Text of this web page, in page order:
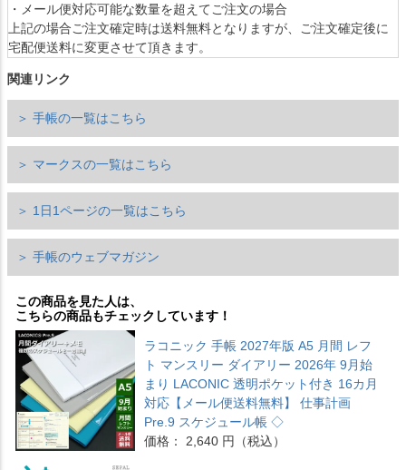
・メール便対応可能な数量を超えてご注文の場合
上記の場合ご注文確定時は送料無料となりますが、ご注文確定後に
宅配便送料に変更させて頂きます。
関連リンク
＞ 手帳の一覧はこちら
＞ マークスの一覧はこちら
＞ 1日1ページの一覧はこちら
＞ 手帳のウェブマガジン
この商品を見た人は、
こちらの商品もチェックしています！
ラコニック 手帳 2027年版 A5 月間 レフ
ト マンスリー ダイアリー 2026年 9月始
まり LACONIC 透明ポケット付き 16カ月
対応【メール便送料無料】 仕事計画
Pre.9 スケジュール帳 ◇
価格： 2,640 円（税込）